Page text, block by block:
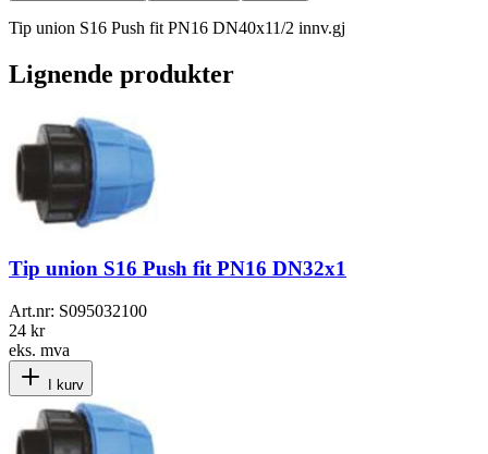
Tip union S16 Push fit PN16 DN40x11/2 innv.gj
Lignende produkter
Tip union S16 Push fit PN16 DN32x1
Art.nr: S095032100
24 kr
eks. mva
I kurv